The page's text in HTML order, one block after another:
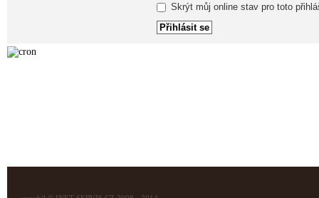
Skrýt můj online stav pro toto